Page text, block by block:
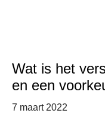
Wat is het
en een
7 maart 2022